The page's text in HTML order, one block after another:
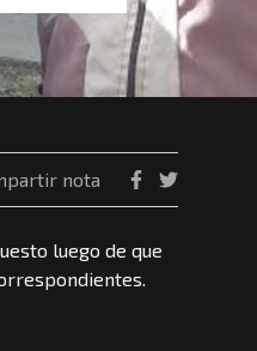
nota
luego de que